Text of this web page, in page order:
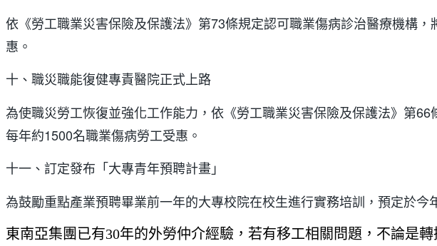
依《勞工職業災害保險及保護法》第73條規定認可職業傷病診治醫療機構
惠。
十、職災職能復健專責醫院正式上路
為使職災勞工恢復並強化工作能力，依《勞工職業災害保險及保護法》第
每年約1500名職業傷病勞工受惠。
十一、訂定發布「大專青年預聘計畫」
為鼓勵重點產業預聘畢業前一年的大專校院在校生進行實務培訓，預定於
東南亞集團已有30年的外勞仲介經驗，若有移工相關問題，不論是